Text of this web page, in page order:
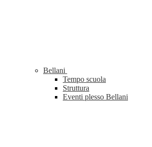
Bellani
Tempo scuola
Struttura
Eventi plesso Bellani